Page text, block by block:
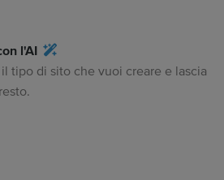
l'AI
tipo di sito che vuoi creare e lascia